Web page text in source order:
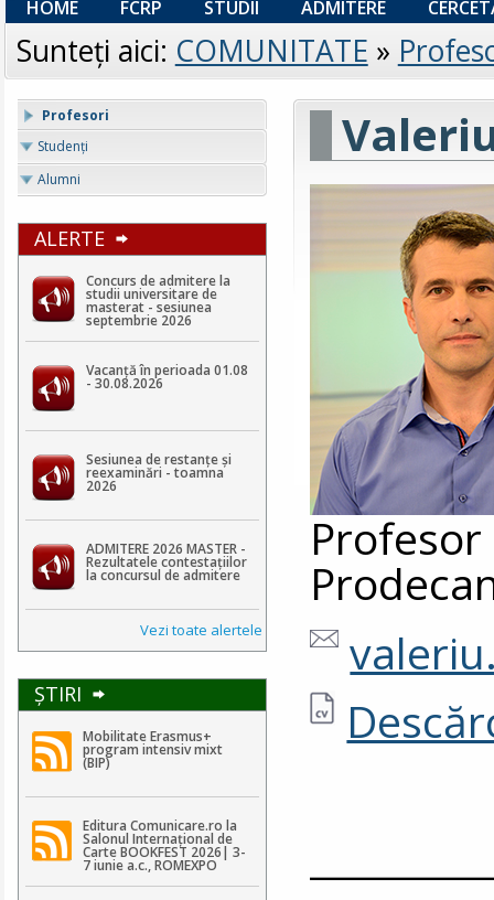
HOME FCRP STUDII ADMITERE
Sunteţi aici: COMUNITATE »
Profesori
Studenţi
Alumni
ALERTE
Concurs de admitere la
studii universitare de
masterat - sesiunea
septembrie 2026
Vacanță în perioada 01.08
- 30.08.2026
Sesiunea de restanțe și
reexaminări - toamna
2026
ADMITERE 2026 MASTER -
Rezultatele contestaţiilor
la concursul de admitere
Vezi toate alertele
ŞTIRI
Mobilitate Erasmus+
program intensiv mixt
(BIP)
Editura Comunicare.ro la
Salonul Internațional de
Carte BOOKFEST 2026| 3-
7 iunie a.c., ROMEXPO